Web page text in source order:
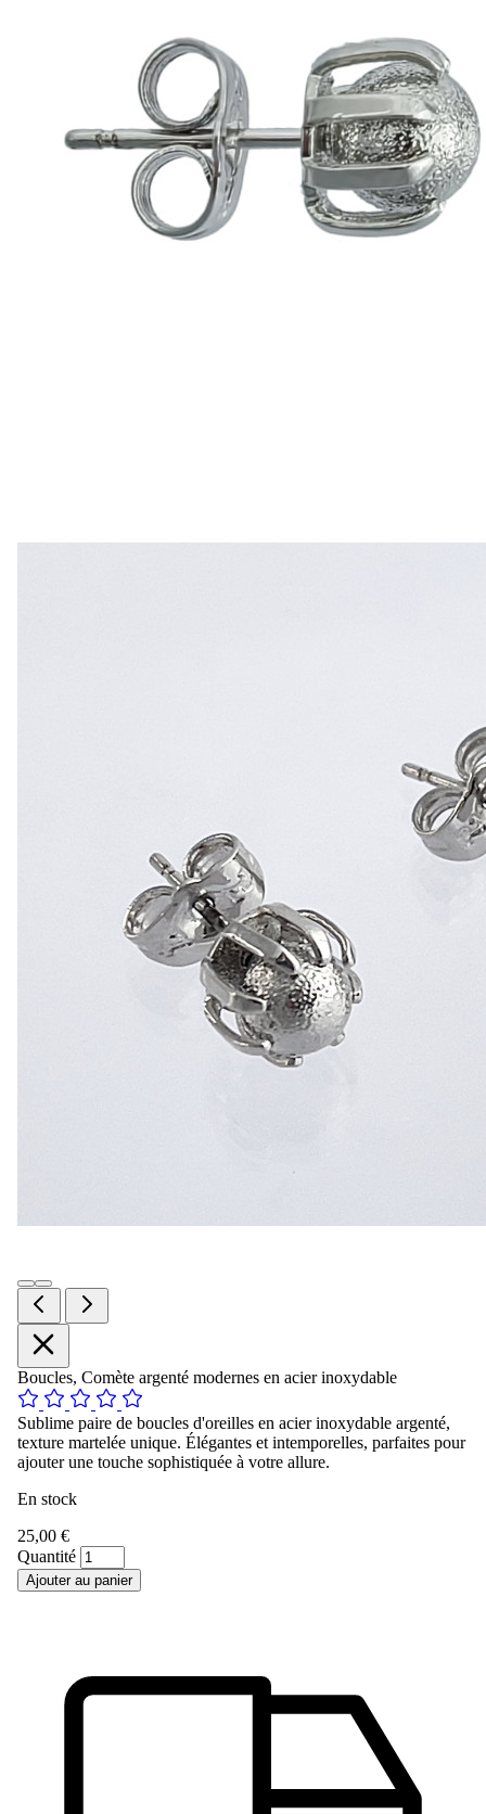
Boucles, Comète argenté modernes en acier inoxydable
Sublime paire de boucles d'oreilles en acier inoxydable argenté,
texture martelée unique. Élégantes et intemporelles, parfaites pour
ajouter une touche sophistiquée à votre allure.
En stock
25,00 €
Quantité
Ajouter au panier